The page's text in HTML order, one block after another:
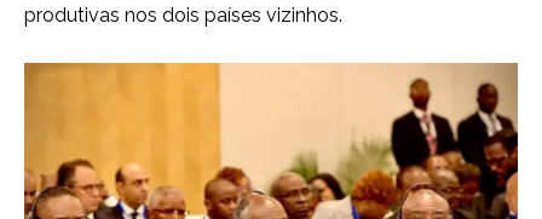
produtivas nos dois países vizinhos.